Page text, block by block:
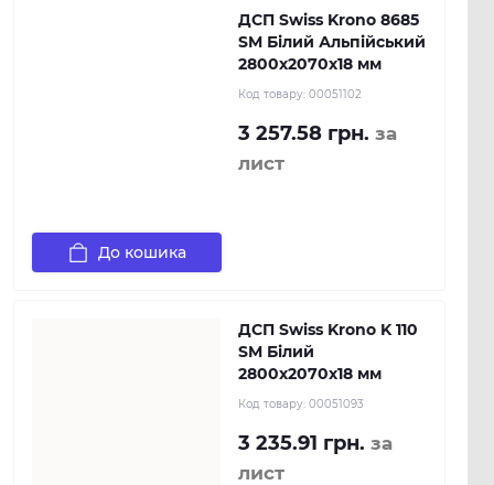
ДСП Swiss Krono 8685
SM Білий Альпійський
2800х2070х18 мм
Код товару: 00051102
3 257.58 грн. за
лист
До кошика
ДСП Swiss Krono K 110
SM Білий
2800х2070х18 мм
Код товару: 00051093
3 235.91 грн. за
лист